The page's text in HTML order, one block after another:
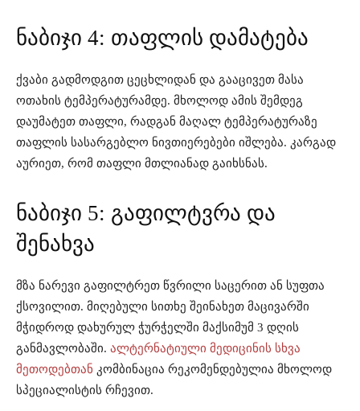
ნაბიჯი 4: თაფლის დამატება
ქვაბი გადმოდგით ცეცხლიდან და გააცივეთ მასა
ოთახის ტემპერატურამდე. მხოლოდ ამის შემდეგ
დაუმატეთ თაფლი, რადგან მაღალ ტემპერატურაზე
თაფლის სასარგებლო ნივთიერებები იშლება. კარგად
აურიეთ, რომ თაფლი მთლიანად გაიხსნას.
ნაბიჯი 5: გაფილტვრა და
შენახვა
მზა ნარევი გაფილტრეთ წვრილი საცერით ან სუფთა
ქსოვილით. მიღებული სითხე შეინახეთ მაცივარში
მჭიდროდ დახურულ ჭურჭელში მაქსიმუმ 3 დღის
განმავლობაში. ალტერნატიული მედიცინის სხვა
მეთოდებთან კომბინაცია რეკომენდებულია მხოლოდ
სპეციალისტის რჩევით.